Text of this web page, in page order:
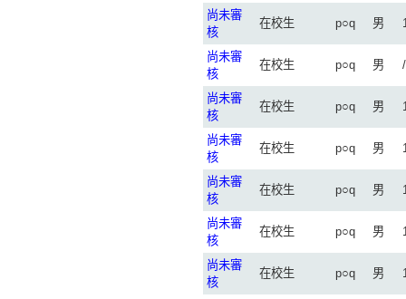
尚未審
核
在校生 p○q 男
尚未審
核
在校生 p○q 男
尚未審
核
在校生 p○q 男
尚未審
核
在校生 p○q 男
尚未審
核
在校生 p○q 男
尚未審
核
在校生 p○q 男
尚未審
核
在校生 p○q 男